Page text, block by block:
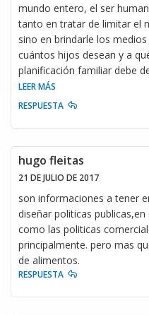
mundo entero, el ser
tanto en tratar de limitar el
sino en brindarle los
cuántos hijos desean y a
planificación familiar debe
LEER MÁS
RESPUESTA
hugo fleitas
21 DE JULIO DE 2017
son informaciones a tener
diseñar politicas
como las politicas
principalmente. pero mas
de alimentos.
RESPUESTA